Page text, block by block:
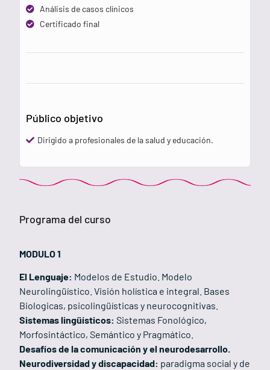
Análisis de casos clínicos
Certificado final
Público objetivo
Dirigido a profesionales de la salud y educación.
Programa del curso
MODULO 1
El Lenguaje: Modelos de Estudio. Modelo
Neurolingüístico. Visión holística e integral. Bases
Biologicas, psicolingüísticas y neurocognitivas.
Sistemas lingüísticos: Sistemas Fonológico,
Morfosintáctico, Semántico y Pragmático.
Desafíos de la comunicación y el neurodesarrollo.
Neurodiversidad y discapacidad: paradigma social y de